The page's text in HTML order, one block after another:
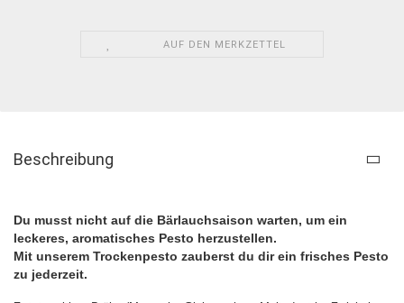
AUF DEN MERKZETTEL
Beschreibung
Du musst nicht auf die Bärlauchsaison warten, um ein
leckeres, aromatisches Pesto herzustellen.
Mit unserem Trockenpesto zauberst du dir ein frisches Pesto
zu jederzeit.